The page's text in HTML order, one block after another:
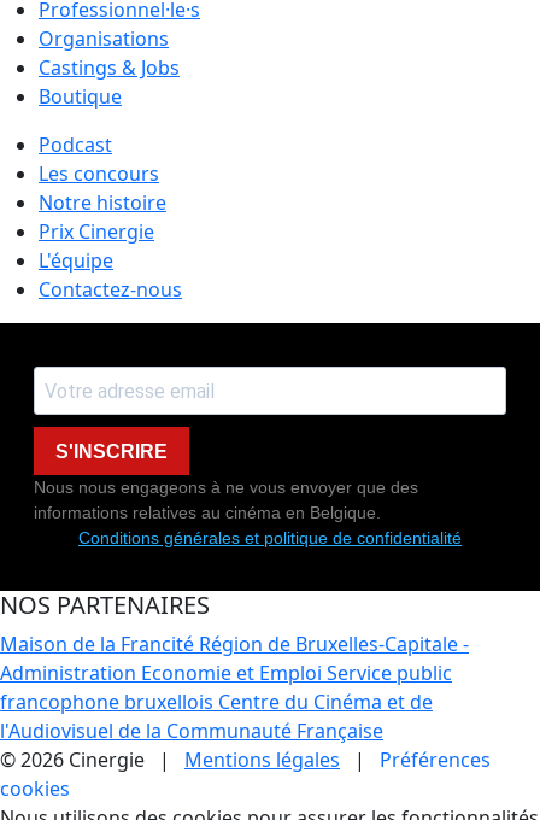
Professionnel·le·s
Organisations
Castings & Jobs
Boutique
Podcast
Les concours
Notre histoire
Prix Cinergie
L'équipe
Contactez-nous
S'INSCRIRE
Nous nous engageons à ne vous envoyer que des
informations relatives au cinéma en Belgique.
Conditions générales et politique de confidentialité
NOS PARTENAIRES
Maison de la Francité Région de Bruxelles-Capitale -
Administration Economie et Emploi Service public
francophone bruxellois Centre du Cinéma et de
l'Audiovisuel de la Communauté Française
© 2026 Cinergie | Mentions légales | Préférences
cookies